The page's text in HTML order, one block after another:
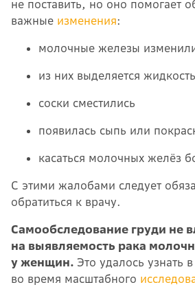
не поставить, но оно помогает
важные изменения:
молочные железы
из них выделяется жидкость
соски сместились
появилась сыпь или
касаться молочных желёз
С этими жалобами следует
обратиться к врачу.
Самообследование груди не
на выявляемость рака
у женщин. Это удалось узнать
во время масштабного